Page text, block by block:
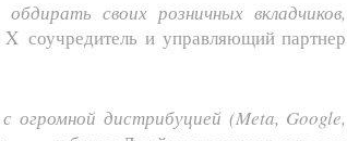
своих розничных вкладчиков,
соучредитель и управляющий партнер
дистрибуцией (Meta, Google,